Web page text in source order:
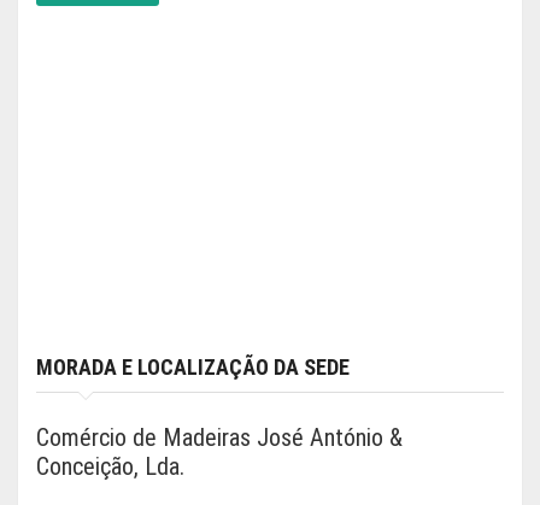
MORADA E LOCALIZAÇÃO DA SEDE
Comércio de Madeiras José António &
Conceição, Lda.